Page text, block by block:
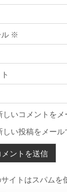
ル ※
しいコメントをメ
しい投稿をメール
サイトはスパムを